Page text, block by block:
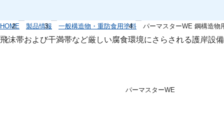
HOME 製品情報 一般構造物・重防食用塗料 パーマスターWE 鋼構造物
飛沫帯および干満帯など厳しい腐食環境にさらされる護岸設
パーマスターWE